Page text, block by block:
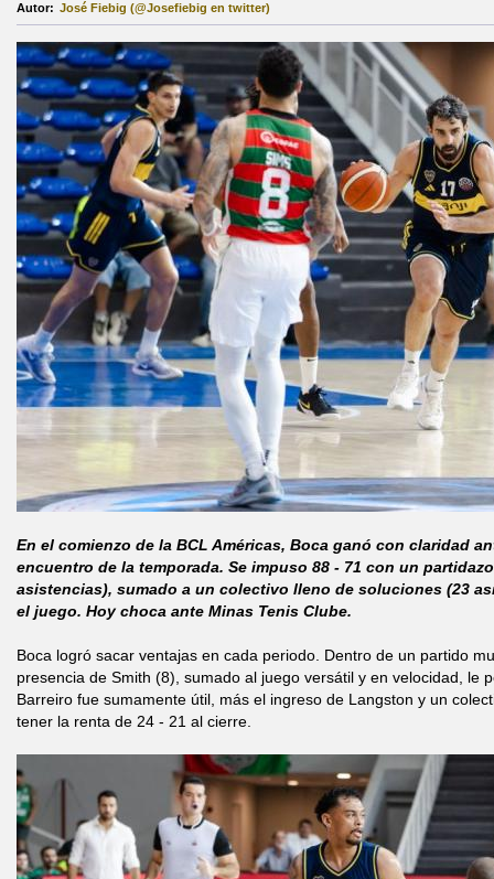
Autor: José Fiebig (@Josefiebig en twitter)
En el comienzo de la BCL Américas, Boca ganó con claridad
encuentro de la temporada. Se impuso 88 - 71 con un
asistencias), sumado a un colectivo lleno de soluciones (23
el juego. Hoy choca ante Minas Tenis Clube.
Boca logró sacar ventajas en cada periodo. Dentro de un partido
presencia de Smith (8), sumado al juego versátil y en velocidad, le
Barreiro fue sumamente útil, más el ingreso de Langston y un
tener la renta de 24 - 21 al cierre.